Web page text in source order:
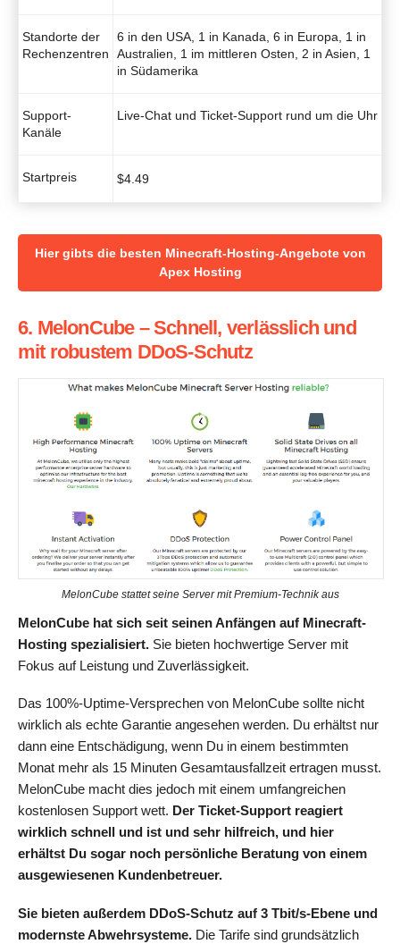
Standorte der
Rechenzentren
6 in den USA, 1 in Kanada, 6 in Europa, 1 in
Australien, 1 im mittleren Osten, 2 in Asien, 1
in Südamerika
Support-
Kanäle
Live-Chat und Ticket-Support rund um die Uhr
Startpreis $4.49
Hier gibts die besten Minecraft-Hosting-Angebote von
Apex Hosting
6. MelonCube – Schnell, verlässlich und
mit robustem DDoS-Schutz
MelonCube stattet seine Server mit Premium-Technik aus
MelonCube hat sich seit seinen Anfängen auf Minecraft-
Hosting spezialisiert. Sie bieten hochwertige Server mit
Fokus auf Leistung und Zuverlässigkeit.
Das 100%-Uptime-Versprechen von MelonCube sollte nicht
wirklich als echte Garantie angesehen werden. Du erhältst nur
dann eine Entschädigung, wenn Du in einem bestimmten
Monat mehr als 15 Minuten Gesamtausfallzeit ertragen musst.
MelonCube macht dies jedoch mit einem umfangreichen
kostenlosen Support wett. Der Ticket-Support reagiert
wirklich schnell und ist und sehr hilfreich, und hier
erhältst Du sogar noch persönliche Beratung von einem
ausgewiesenen Kundenbetreuer.
Sie bieten außerdem DDoS-Schutz auf 3 Tbit/s-Ebene und
modernste Abwehrsysteme. Die Tarife sind grundsätzlich